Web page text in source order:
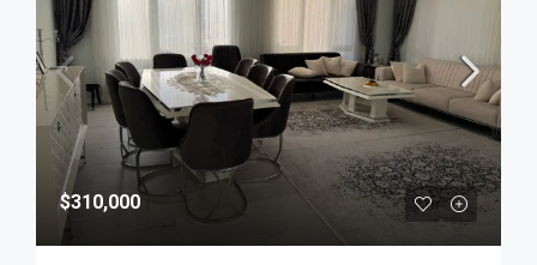
$310,000